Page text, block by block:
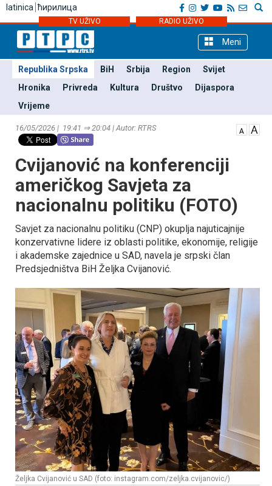
latinica ћирилица
TV UŽIVO RADIO UŽIVO
Meni
Republika Srpska BiH Srbija Region
Svijet
Hronika
Privreda Kultura Društvo
Dijaspora
Vrijeme
16/05/2026 | 19:41 ⇒ 20:04 | Autor: RTRS
Cvijanović na konferenciji
američkog Savjeta za
nacionalnu politiku (FOTO)
Savjet za nacionalnu politiku (CNP) okuplja najuticajnije
konzervativne lidere iz oblasti politike, ekonomije, religije
i akademske zajednice u SAD, navela je srpski član
Predsjedništva BiH Željka Cvijanović.
Željka Cvijanović u SAD (foto: instagram.com/zeljka.cvijanovic/)